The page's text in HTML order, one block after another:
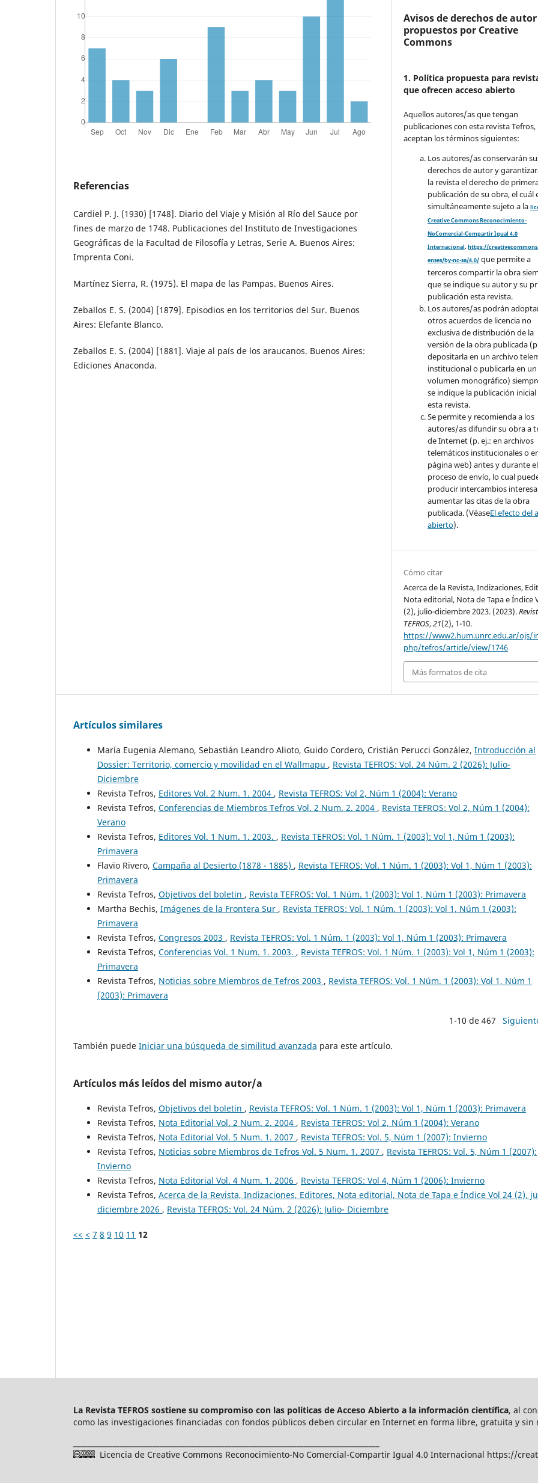
Referencias
Cardiel P. J. (1930) [1748]. Diario del Viaje y Misión al Río del Sauce por
fines de marzo de 1748. Publicaciones del Instituto de Investigaciones
Geográficas de la Facultad de Filosofía y Letras, Serie A. Buenos Aires:
Imprenta Coni.
Martínez Sierra, R. (1975). El mapa de las Pampas. Buenos Aires.
Zeballos E. S. (2004) [1879]. Episodios en los territorios del Sur. Buenos
Aires: Elefante Blanco.
Zeballos E. S. (2004) [1881]. Viaje al país de los araucanos. Buenos Aires:
Ediciones Anaconda.
Avisos de derechos de autor
propuestos por Creative
Commons
1. Política propuesta para
que ofrecen acceso abierto
Aquellos autores/as que tengan
publicaciones con esta revista Tefros,
aceptan los términos siguientes:
Los autores/as conservarán
derechos de autor y
la revista el derecho de
publicación de su obra, el cuál
simultáneamente sujeto a la
Creative Commons Reconocimiento-
NoComercial-Compartir Igual 4.0
Internacional.https://
enses/by-nc-sa/4.0/ que permite a
terceros compartir la obra
que se indique su autor y su
publicación esta revista.
Los autores/as podrán
otros acuerdos de licencia no
exclusiva de distribución de la
versión de la obra publicada
depositarla en un archivo
institucional o publicarla en un
volumen monográfico)
se indique la publicación inicial
esta revista.
Se permite y recomienda a los
autores/as difundir su obra a
de Internet (p. ej.: en archivos
telemáticos institucionales o
página web) antes y durante el
proceso de envío, lo cual
producir intercambios
aumentar las citas de la obra
publicada. (VéaseEl efecto del
abierto).
Cómo citar
Acerca de la Revista, Indizaciones,
Nota editorial, Nota de Tapa e Índice
(2), julio-diciembre 2023. (2023).
TEFROS,21(2), 1-10.
https://www2.hum.unrc.edu.ar/ojs/
php/tefros/article/view/1746
Más formatos de cita
Artículos similares
María Eugenia Alemano, Sebastián Leandro Alioto, Guido Cordero, Cristián Perucci González, Introducción al
Dossier: Territorio, comercio y movilidad en el Wallmapu , Revista TEFROS: Vol. 24 Núm. 2 (2026): Julio-
Diciembre
Revista Tefros, Editores Vol. 2 Num. 1. 2004 , Revista TEFROS: Vol 2, Núm 1 (2004): Verano
Revista Tefros, Conferencias de Miembros Tefros Vol. 2 Num. 2. 2004 , Revista TEFROS: Vol 2, Núm 1 (2004):
Verano
Revista Tefros, Editores Vol. 1 Num. 1. 2003. , Revista TEFROS: Vol. 1 Núm. 1 (2003): Vol 1, Núm 1 (2003):
Primavera
Flavio Rivero, Campaña al Desierto (1878 - 1885) , Revista TEFROS: Vol. 1 Núm. 1 (2003): Vol 1, Núm 1 (2003):
Primavera
Revista Tefros, Objetivos del boletin , Revista TEFROS: Vol. 1 Núm. 1 (2003): Vol 1, Núm 1 (2003): Primavera
Martha Bechis, Imágenes de la Frontera Sur , Revista TEFROS: Vol. 1 Núm. 1 (2003): Vol 1, Núm 1 (2003):
Primavera
Revista Tefros, Congresos 2003 , Revista TEFROS: Vol. 1 Núm. 1 (2003): Vol 1, Núm 1 (2003): Primavera
Revista Tefros, Conferencias Vol. 1 Num. 1. 2003. , Revista TEFROS: Vol. 1 Núm. 1 (2003): Vol 1, Núm 1 (2003):
Primavera
Revista Tefros, Noticias sobre Miembros de Tefros 2003 , Revista TEFROS: Vol. 1 Núm. 1 (2003): Vol 1, Núm 1
(2003): Primavera
1-10 de 467
También puede Iniciar una búsqueda de similitud avanzada para este artículo.
Artículos más leídos del mismo autor/a
Revista Tefros, Objetivos del boletin , Revista TEFROS: Vol. 1 Núm. 1 (2003): Vol 1, Núm 1 (2003): Primavera
Revista Tefros, Nota Editorial Vol. 2 Num. 2. 2004 , Revista TEFROS: Vol 2, Núm 1 (2004): Verano
Revista Tefros, Nota Editorial Vol. 5 Num. 1. 2007 , Revista TEFROS: Vol. 5, Núm 1 (2007): Invierno
Revista Tefros, Noticias sobre Miembros de Tefros Vol. 5 Num. 1. 2007 , Revista TEFROS: Vol. 5, Núm 1 (2007):
Invierno
Revista Tefros, Nota Editorial Vol. 4 Num. 1. 2006 , Revista TEFROS: Vol 4, Núm 1 (2006): Invierno
Revista Tefros, Acerca de la Revista, Indizaciones, Editores, Nota editorial, Nota de Tapa e Índice Vol 24 (2),
diciembre 2026 , Revista TEFROS: Vol. 24 Núm. 2 (2026): Julio- Diciembre
<< < 7 8 9 10 11 12
La Revista TEFROS sostiene su compromiso con las políticas de Acceso Abierto a la información científica, al
como las investigaciones financiadas con fondos públicos deben circular en Internet en forma libre, gratuita y sin
Licencia de Creative Commons Reconocimiento-No Comercial-Compartir Igual 4.0 Internacional https://